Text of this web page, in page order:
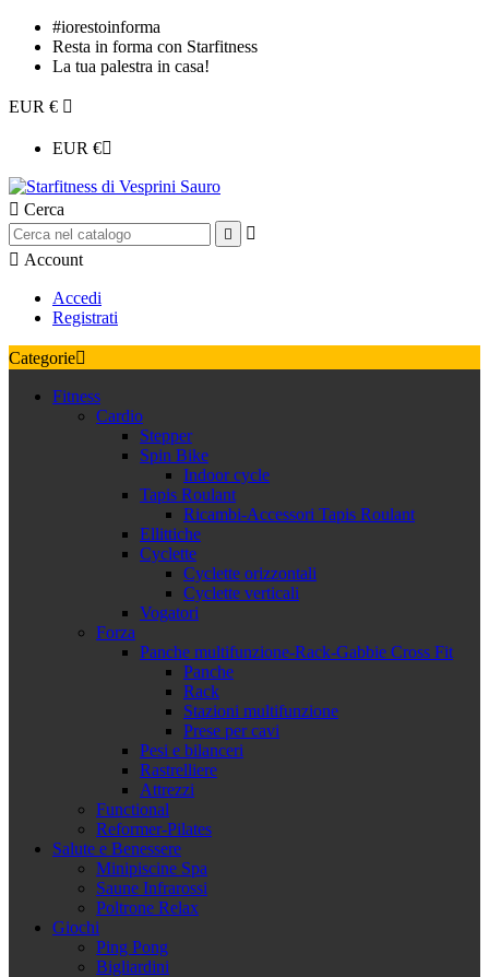
#iorestoinforma
Resta in forma con Starfitness
La tua palestra in casa!
EUR € 
EUR €
 Cerca


 Account
Accedi
Registrati
Categorie
Fitness
Cardio
Stepper
Spin Bike
Indoor cycle
Tapis Roulant
Ricambi-Accessori Tapis Roulant
Ellittiche
Cyclette
Cyclette orizzontali
Cyclette verticali
Vogatori
Forza
Panche multifunzione-Rack-Gabbie Cross Fit
Panche
Rack
Stazioni multifunzione
Prese per cavi
Pesi e bilanceri
Rastrelliere
Attrezzi
Functional
Reformer-Pilates
Salute e Benessere
Minipiscine Spa
Saune Infrarossi
Poltrone Relax
Giochi
Ping Pong
Bigliardini